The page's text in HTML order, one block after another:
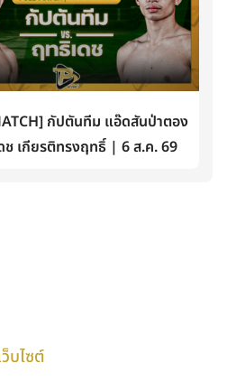
กัปตันทีม แอ๊ดสันป่าตอง
ช เกียรติทรงฤทธิ์ | 6 ส.ค. 69
บไซต์